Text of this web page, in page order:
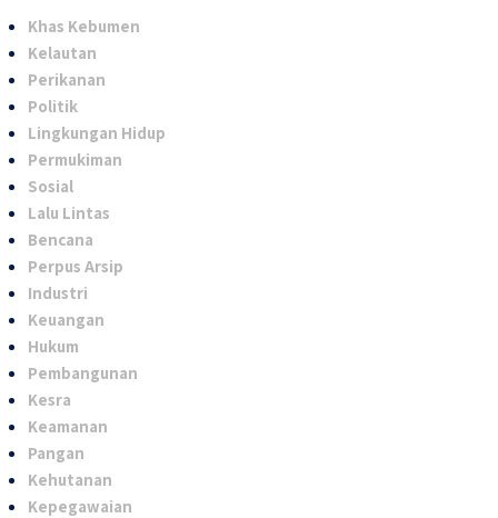
Khas Kebumen
Kelautan
Perikanan
Politik
Lingkungan Hidup
Permukiman
Sosial
Lalu Lintas
Bencana
Perpus Arsip
Industri
Keuangan
Hukum
Pembangunan
Kesra
Keamanan
Pangan
Kehutanan
Kepegawaian